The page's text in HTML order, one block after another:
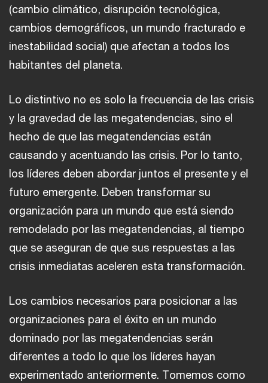
(cambio climático, disrupción tecnológica,
cambios demográficos, un mundo fracturado e
inestabilidad social) que afectan a todos los
habitantes del planeta.
Lo distintivo no es solo la frecuencia de las crisis
y la gravedad de las megatendencias, sino el
hecho de que las megatendencias están
causando y acentuando las crisis. Por lo tanto,
los líderes deben abordar juntos el presente y el
futuro emergente. Deben transformar su
organización para un mundo que está siendo
remodelado por las megatendencias, al tiempo
que se aseguran de que sus respuestas a las
crisis inmediatas aceleren esta transformación.
Los cambios necesarios para posicionar a las
organizaciones para el éxito en un mundo
dominado por las megatendencias serán
diferentes a todo lo que los líderes hayan
experimentado anteriormente. Tomemos como